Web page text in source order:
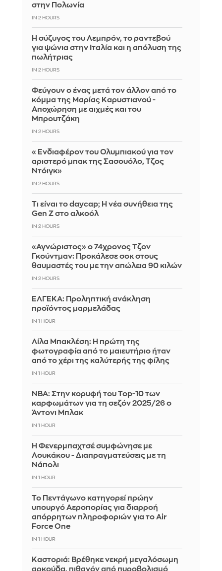
στην Πολωνία
IN 2 HOURS
Η σύζυγος του Λεμπρόν, το ραντεβού
για ψώνια στην Ιταλία και η απόλυση της
πωλήτριας
IN 2 HOURS
Φεύγουν ο ένας μετά τον άλλον από το
κόμμα της Μαρίας Καρυστιανού -
Αποχώρηση με αιχμές και του
Μπρουτζάκη
IN 2 HOURS
«Ενδιαφέρον του Ολυμπιακού για τον
αριστερό μπακ της Σασουόλο, Τζος
Ντόιγκ»
IN 2 HOURS
Τι είναι το daycap; Η νέα συνήθεια της
Gen Z στο αλκοόλ
IN 2 HOURS
«Αγνώριστος» ο 74χρονος Τζον
Γκούντμαν: Προκάλεσε σοκ στους
θαυμαστές του με την απώλεια 90 κιλών
IN 2 HOURS
ΕΛΓΕΚΑ: Προληπτική ανάκληση
προϊόντος μαρμελάδας
IN 1 HOUR
Λίλα Μπακλέση: Η πρώτη της
φωτογραφία από το μαιευτήριο ήταν
από το χέρι της καλύτερής της φίλης
IN 1 HOUR
ΝΒΑ: Στην κορυφή του Top-10 των
καρφωμάτων για τη σεζόν 2025/26 ο
Άντονι Μπλακ
IN 1 HOUR
Η Φενερμπαχτσέ συμφώνησε με
Λουκάκου - Διαπραγματεύσεις με τη
Νάπολι
IN 1 HOUR
Το Πεντάγωνο κατηγορεί πρώην
υπουργό Αεροπορίας για διαρροή
απόρρητων πληροφοριών για το Air
Force One
IN 1 HOUR
Καστοριά: Βρέθηκε νεκρή μεγαλόσωμη
αρκούδα, πιθανόν από πυροβολισμό